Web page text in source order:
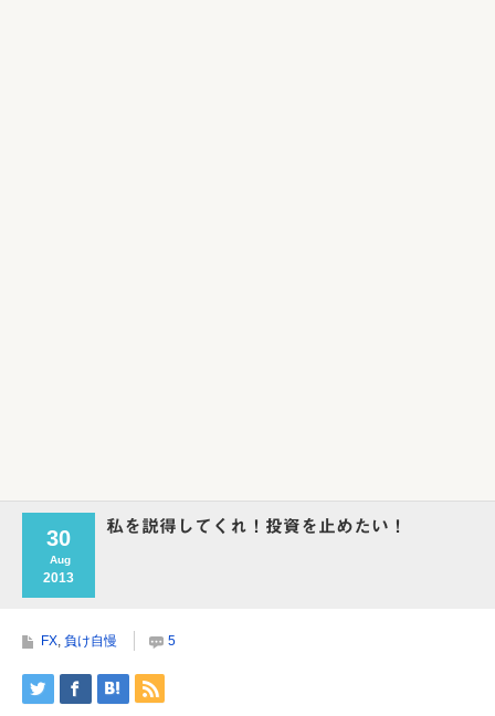
30
Aug
2013
私を説得してくれ！投資を止めたい！
FX, 負け自慢 5